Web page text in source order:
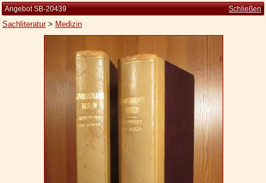
Kleine Kulturgeschichte
Die Brockhaus Auflagen
Angebot SB-20439 Schließen
Sachliteratur> Medizin